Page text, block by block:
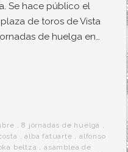
Se hace público el
de toros de Vista
de huelga en…
,8 jornadas de huelga ,
,alba fatuarte ,alfonso
beltza ,asamblea de